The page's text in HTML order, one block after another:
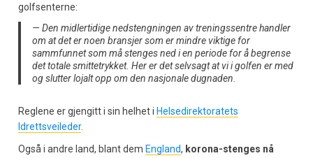
golfsenterne:
— Den midlertidige nedstengningen av treningssentre handler
om at det er noen bransjer som er mindre viktige for
sammfunnet som må stenges ned i en periode for å begrense
det totale smittetrykket. Her er det selvsagt at vi i golfen er med
og slutter lojalt opp om den nasjonale dugnaden.
Reglene er gjengitt i sin helhet i Helsedirektoratets
Idrettsveileder.
Også i andre land, blant dem England, korona-stenges nå